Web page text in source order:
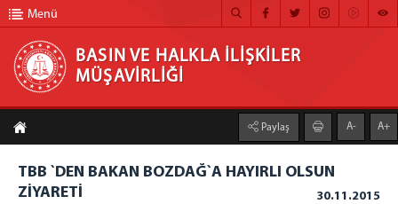
BASIN VE HALKLA İLİŞKİLER MÜŞAVİRLİĞİ
ANA SAYFA
MÜŞAVİRLİĞİMİZ
Menü
BASIN VE HALKLA İLİŞKİLER
MÜŞAVİRLİĞİ
Paylaş A- A+
TBB `DEN BAKAN BOZDAĞ`A HAYIRLI OLSUN
ZİYARETİ
30.11.2015